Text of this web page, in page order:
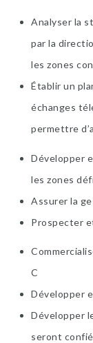
Analyser la
par la
les zones
Établir un
échanges
permettre
Développer
les zones
Assurer la
Prospecter
C
Développer
Développer
seront